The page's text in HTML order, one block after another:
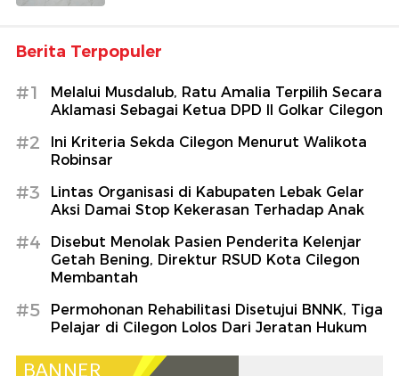
Berita Terpopuler
#1
Melalui Musdalub, Ratu Amalia Terpilih Secara
Aklamasi Sebagai Ketua DPD II Golkar Cilegon
#2
Ini Kriteria Sekda Cilegon Menurut Walikota
Robinsar
#3
Lintas Organisasi di Kabupaten Lebak Gelar
Aksi Damai Stop Kekerasan Terhadap Anak
#4
Disebut Menolak Pasien Penderita Kelenjar
Getah Bening, Direktur RSUD Kota Cilegon
Membantah
#5
Permohonan Rehabilitasi Disetujui BNNK, Tiga
Pelajar di Cilegon Lolos Dari Jeratan Hukum